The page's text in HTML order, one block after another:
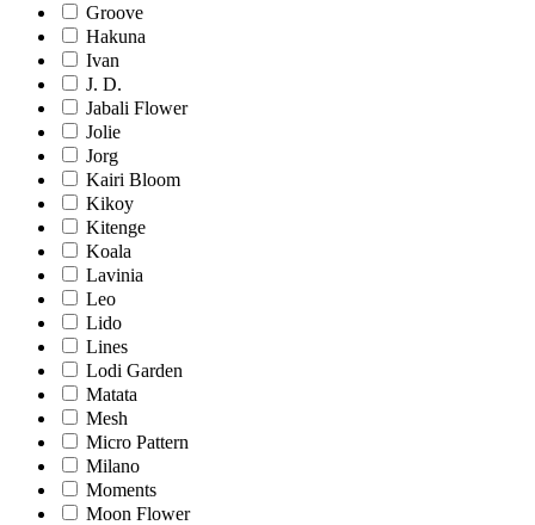
Groove
Hakuna
Ivan
J. D.
Jabali Flower
Jolie
Jorg
Kairi Bloom
Kikoy
Kitenge
Koala
Lavinia
Leo
Lido
Lines
Lodi Garden
Matata
Mesh
Micro Pattern
Milano
Moments
Moon Flower